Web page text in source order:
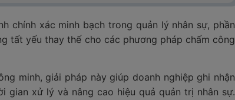
chính xác minh bạch trong quản lý nhân sự, phần
tất yếu thay thế cho các phương pháp chấm công
minh, giải pháp này giúp doanh nghiệp ghi nhận
xử lý và nâng cao hiệu quả quản trị nhân sự.